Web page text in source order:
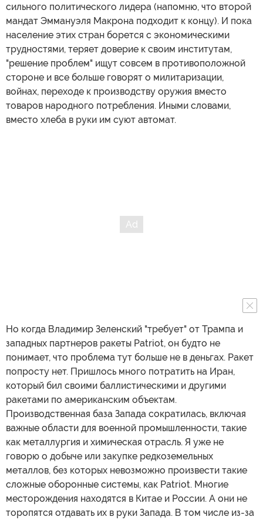
сильного политического лидера (напомню, что второй
мандат Эммануэля Макрона подходит к концу). И пока
население этих стран борется с экономическими
трудностями, теряет доверие к своим институтам,
"решение проблем" ищут совсем в противоположной
стороне и все больше говорят о милитаризации,
войнах, переходе к производству оружия вместо
товаров народного потребления. Иными словами,
вместо хлеба в руки им суют автомат.
Но когда Владимир Зеленский "требует" от Трампа и
западных партнеров ракеты Patriot, он будто не
понимает, что проблема тут больше не в деньгах. Ракет
попросту нет. Пришлось много потратить на Иран,
который бил своими баллистическими и другими
ракетами по американским объектам.
Производственная база Запада сократилась, включая
важные области для военной промышленности, такие
как металлургия и химическая отрасль. Я уже не
говорю о добыче или закупке редкоземельных
металлов, без которых невозможно произвести такие
сложные оборонные системы, как Patriot. Многие
месторождения находятся в Китае и России. А они не
торопятся отдавать их в руки Запада. В том числе из-за